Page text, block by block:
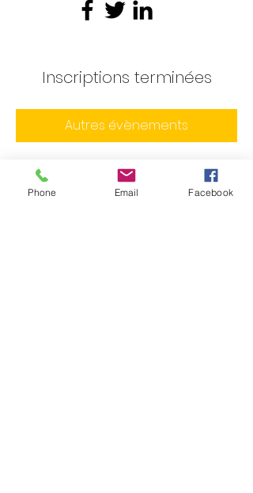
Inscriptions terminées
Autres évènements
Phone Email Facebook